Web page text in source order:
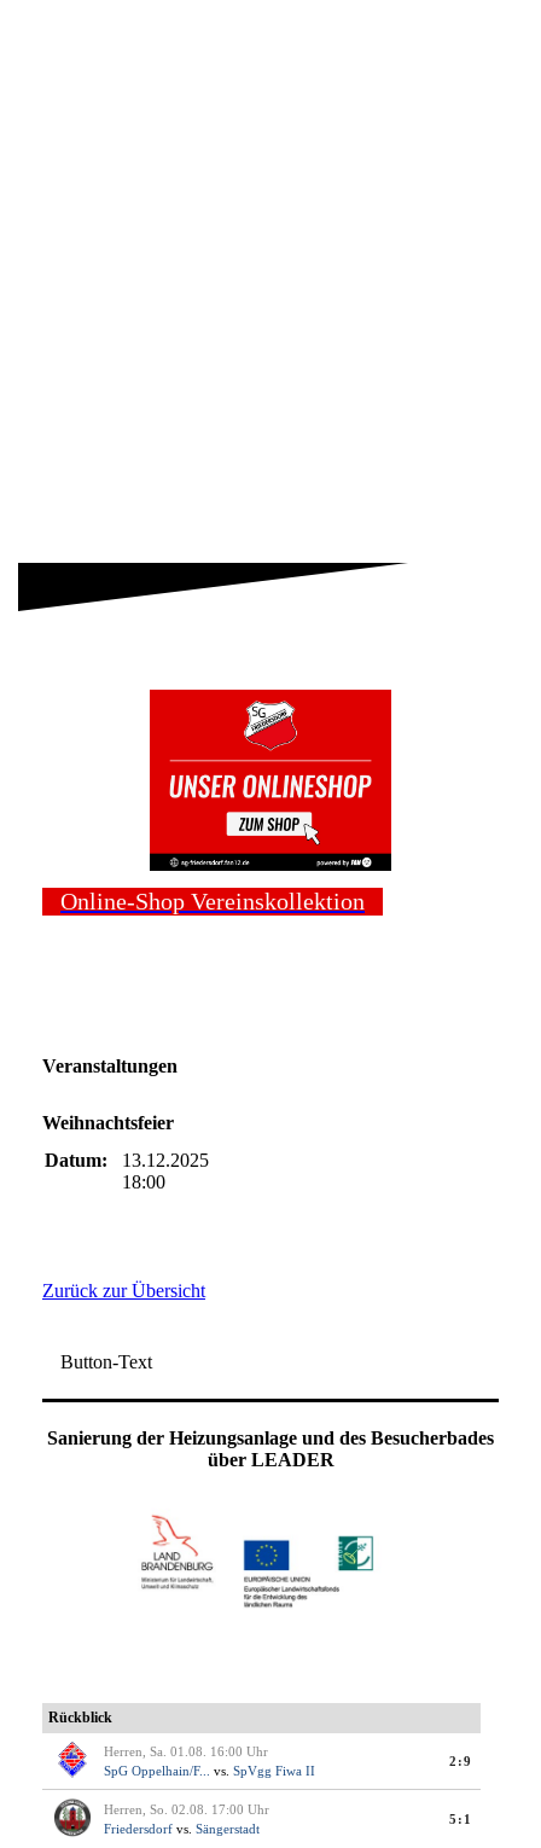
Online-Shop Vereinskollektion
Veranstaltungen
Weihnachtsfeier
Datum:
13.12.2025
18:00
Zurück zur Übersicht
Button-Text
Sanierung der Heizungsanlage und des Besucherbades
über LEADER